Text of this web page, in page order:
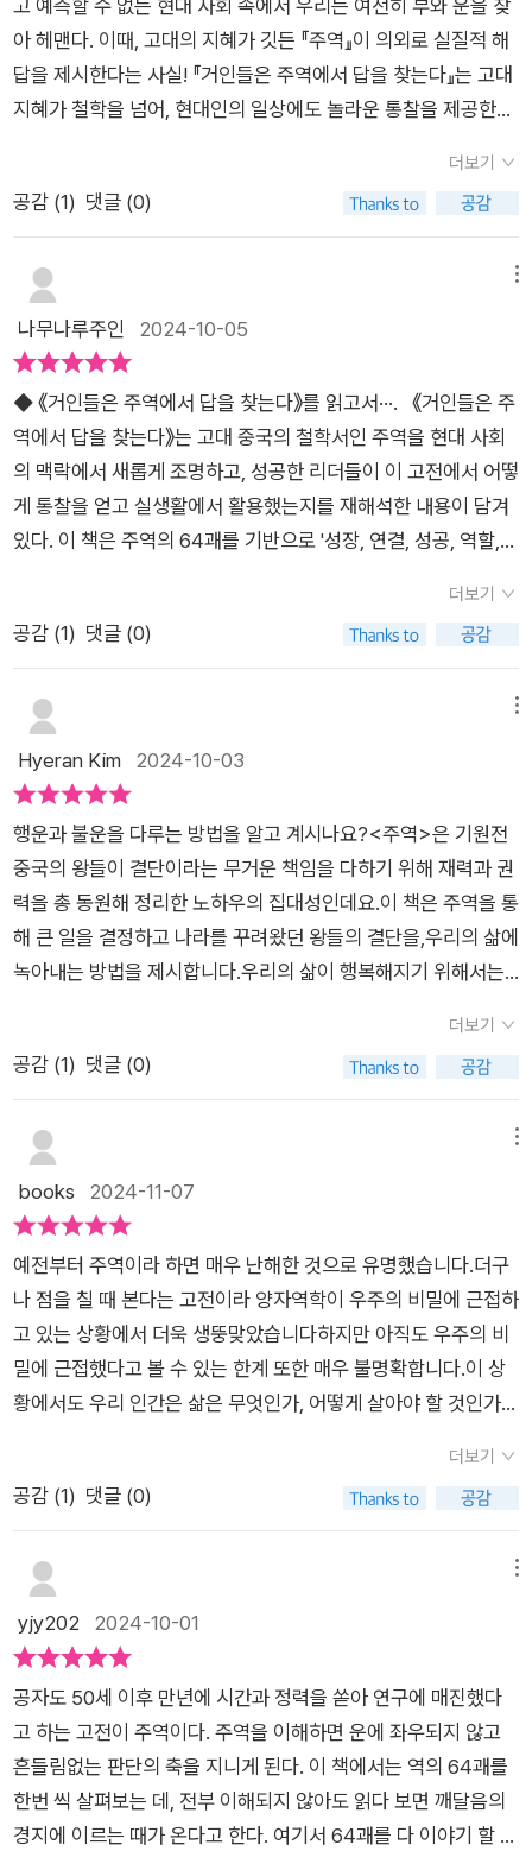
있다. 이익이 나고 있음에도 도산하는 ‘흑자도산’의 사례는 모든
일에는 완급 조절이 필요하며, 냉정을 잃는다면 인재가 발생한다
는 점을 상기시킨다. 결국 다사다난한 경험으로 얻은 내면의 단단
함이야말로 인생의 큰 축이 된다는 깨달음을 통해 모든 일에 완성
은 없으며 언제나 변화를 모색하라는 삶의 대전제를 끝으로 책을
마무리한다. “삶이 흔들릴 때 되새겨야 할 인생의 본질에 관하
최상의 성과를 올리듯, 3,000년 전 제왕들이 부와 권력을 총동원
해 압축하고 수많은 거인들이 응용했으며 마침내 저자가 현대적
으로 재해석한 64가지 가르침을 인생의 어느 때 어떻게 사용하
느냐 또한 개인의 결단에 달렸다. 선조들이 축적한 성과물이자
‘거인의 어깨’라고도 하는 『주역』을 처음 맛보고자 하거나 이미
접했으나 너무 당연한 소리들인 탓에 오히려 난해해 멈췄다면 이
책이 진정한 가르침을 이해하게 도울 것이다. 64괘의 가르침에
딱 맞는 각 시대의 리더가 겪은 사례와 서양의 설화, 경영학의 법
취할 수 있다. 기술 발전과 급변하는 환경 속에서 삶의 방식도 이
전과 달라지고 있다. 그러나 저자의 말처럼 “우리가 내린 결단이
우리의 인생을 만들며, 행복해질지 여부는 모두 자신의 결단에 달
려 있다”는 것은 만고불변의 진리다. 뛰어난 기술이 인간의 삶을
편안하게 만들지언정 결코 인생의 방향과 목적까지 대신 결정할
수는 없다. 『주역』에서 전하고자 하는 바도 옳고 그름의 기준이
있다는 정답이 아니라 개개인이 마주하는 인생의 의문을 풀 수 있
다는 해답이다. 오지 않은 미래를 주도적으로 이끌고 싶다면 신간
『거인들은 주역에서 답을 찾는다』속에서 자신만의 통찰을 얻고
부와 운을 쟁취할 뿐 아니라 그 누구와도 비견할 수 없는 견고한
인생을 살아가길 바란다.
있는 것이 바로 주역이고 주역의 철학이고 동양의 철학이다.이 책
은 주역 64괘 모든 괘를 현대적으로 해석하여 주역의 뜻을 현실
실생활에 반영해볼 수 있는 귀한 기회를 제공하고 있다.주역이 점
치는 책이라고 혹자들은 배척하기도 한다. 하지만 이 우주 전체가
자연이고 그 자연의 운행이 신의 작용이고 그 신의 작용이 점의
결과로 이어진다는 것은 어떻게 생각하면 몹시 자연스러운 일일
와 그의 뜻을 알아볼 수 있는 방법으로 점치는 행위만큼 오랜 역
사와 타당성을 가진 행위를 찾기는 힘들다고 본다.더군다나 주역
은 점의 결과를 기록한 것에서 시작되었으나 시대를 거치면서 심
오한 철학으로 무장된 어마어마한 자료이다. 이 세상에 주역만큼
고차원적인 책을 찾기는 쉽지 않을 것이다.이 책은 주역을 기본적
해석에 출실하게 해석한 책을 읽은 후 읽는다면 더욱 좋겠지만 주
역을 모르는 사람이 읽어도 외로운 인생길에 좋은 등불이 되어주
지 않을까하는 생각을 해보며 서평을 마칩니다.
고 예측할 수 없는 현대 사회 속에서 우리는 여전히 부와 운을 찾
아 헤맨다. ​​이때, 고대의 지혜가 깃든 『주역』이 의외로 실질적 해
답을 제시한다는 사실! ​​『거인들은 주역에서 답을 찾는다』는 고대
지혜가 철학을 넘어, 현대인의 일상에도 놀라운 통찰을 제공한다
에 재구성한 강력한 전략서이자 지침서이다.​​이 책을 통해 삶의 전
환점을 고민하는 이들이 운명을 움직이는 힌트를 얻을 수 있을 것
이터​감수 김승호자타공인 최고의 주역학자. ​​행복해지기 위해서
는 무엇보다 최종 평가를 타인에게 맡기지 말아야 한다. 이를 위
해서는 자문자답하는 습관을 들여야 한다. 『주역』은 바로 그럴 때
을 들이면 앞으로 일어날 일을 미리 대비할 수 있다. 그렇게 되면
선조들이 저지른 실수를 반복하지 않을 뿐 아니라 선조들이 습득
한 성공 패턴을 재구성하는 일도 가능하다. (11쪽)​​이 책은 총 7부
로 구성된다. 1부 '성장: 부족할 때가 비로소 발전할 때다', 2부 '연
결: 승자는 나를 위해 남을 살핀다', 3부 '성공: 능력을 기르면 권
력은 저절로 찾아온다', 4부 '역할: 좋은 리더는 모든 일에서 배운
다', 5부 '출세: 냉철한 자세가 따스한 봄을 부른다', 6부 '재물: 욕
폭풍을 이긴다'로 나뉜다. ​​이 책은 『주역』의 64괘를 누구나 읽기
쉽게 접근하여 현대인의 삶에 맞게 풀어낸다. ​​복잡하고 난해하게
느껴질 수 있는 괘의 상징과 의미를 현실적인 언어로 설명하며,
이를 우리의 일상 속 결정과 연결 짓는다. ​​덕분에 우리 삶에 직접
적용할 수 있는 실용적인 조언을 듣는 듯한 느낌을 받게 된다. ​​이
책은 삶 속에서 운과 기회를 끌어들이는 실질적인 방법을 제시한
다. ​​이 책의 저자 오구라 고이치는 인생의 밑바닥에서 『주역』을
만났고, 그로 인해 인생이 송두리째 바뀌었다. ​​돈과 성공, 행복의
정수를 담고 있는 64괘의 가르침은 그에게 새로운 삶의 길을 열
과거의 유물이 아닌, 현시대에 꼭 필요한 인생의 나침반임을 깨닫
게 된다.​​그리고 저자는 말한다. 이 책으로 『주역』이라는 거대한
산의 입구까지 겨우 안내했을 뿐이라고. ​​이 책을 읽고 나면 깨달
음의 경지에 이르는 것이 아니라, 자신의 삶 속에서 주역의 진리
번에 이해할 수 없는 깊이를 지닌, 오랜 세월 동안 수많은 이들이
발을 내디딜 때마다, 부와 운, 그리고 삶의 근본적인 통찰에 다가
서게 될 것이다. ​저자가 마련한 이 길잡이는 그 탐험을 조금 더 가
깝고 쉽게 해줄 뿐, 진정한 여정은 결국 독자 자신에게 달려 있다
는 것이다.​​윈스턴 처칠부터 오타니 쇼헤이에 이르기까지, 거인들
은 모두 『주역』의 깊이를 자신만의 방식으로 해석하고 삶에 녹여
냈다. ​​그들의 이야기를 통해 우리는 주역이 시대를 초월해 현재에
도 깊이 와닿는 이유를 이해하게 된다.​특히 이 책에서는 스스로
꿀 질문’을 제시한다. ​​이는 자신의 상황에 맞춰 깊이 고민하고 내
면의 답을 찾도록 유도하는 장치다. ​​이 질문들은 마치 거울처럼
우리의 내면을 비추어 주며, 삶의 중요한 선택 앞에서 방향을 다
시 설정할 수 있도록 돕는다. ​​책을 읽는 동안 저자의 안내를 따라
가면서도 자신만의 해답을 찾아가며, 주역의 지혜가 단지 고전의
영역에 머무르지 않고 살아 있는 조언으로 다가오는 것을 경험하
게 된다.​이 책은 비즈니스 철학과 리더십, 그리고 실무적 인사이
트를 담고 있다. ​​퍼실리테이션과 퍼포스 경영 등 실질적 적용법을
다루며, 인생의 전환점을 고민하는 사람들에게 필요한 결정력을
더보기
공감 (1) 댓글 (0)
나무나루주인 2024-10-05
◆ 《거인들은 주역에서 답을 찾는다》를 읽고서···. 《거인들은 주
역에서 답을 찾는다》는 고대 중국의 철학서인 주역을 현대 사회
의 맥락에서 새롭게 조명하고, 성공한 리더들이 이 고전에서 어떻
게 통찰을 얻고 실생활에서 활용했는지를 재해석한 내용이 담겨
있다. 이 책은 주역의 64괘를 기반으로 '성장, 연결, 성공, 역할,
이론이나 난해한 탐구의 대상으로만 다루지 않고, 실생활에 적용
이 책을 통해 주역이 단순한 점술서가 아니라, 현대 사회의 복잡
을 알게 된다. 저자는 성공한 리더들이 주역의 지혜를 어떻게 의
되어 있으며, 각 부에서는 주역의 64괘를 현대적 시각으로 재해
석한다. 예를 들어, 첫 번째 주제인 성장은 개인의 발전과 자기계
발에 대한 주역의 교훈을 다루고, 연결에서는 인간관계와 네트워
크의 중요성을 논한다. 성공, 출세, 재물에 관한 부분에서는 성공
한 리더들이 주역의 지혜를 통해 어떻게 중요한 결정을 내리고 재
물과 성공을 쟁취했는지를 설명한다. 마지막으로 위기 부분에서
는 리더들이 어려움을 주역의 원리로 극복한 사례를 소개한다. 이
도 유용한 지혜의 보고(寶庫)임을 깨닫게 된다. < “사도(邪道)
를 멀리하고, 정도(正道)로 돌아가라. 사리사욕을 삼가고 본래의
목적에 전념하라.” 본문 중에서 102쪽> 이 책에서 중요한 교훈
중 하나는 주역이 강조하는 변화와 균형의 중요성이다. 주역은 세
상이 끊임없이 변한다는 점과 그 변화를 수용하며 중심을 잡아야
한다는 철학을 담고 있다. 저자는 이를 현대 사회의 급속한 변화
와 불확실성에 대응하는 방법으로 설명한다. 예를 들어, 성공한
리더들이 변화하는 비즈니스 환경에서 유연하게 대처하는 능력
이 주역의 '변화'와 '중용'의 철학에서 비롯되었음을 강조한다. 독
활에서 어떻게 활용할 수 있는지에 대한 구체적인 팁과 사례도 제
공한다. 저자는 중요한 결정을 내릴 때, 상황을 다각도로 살펴보
고 자신의 편견이나 감정에 치우치지 않고 객관적으로 판단하는
을 통해, 다양한 상황에서 최선의 선택을 할 수 있는 통찰을 얻을
이 과거의 유물에 그치지 않고 오늘날의 복잡한 사회와 비즈니스
환경에서도 여전히 실질적인 지혜를 제공한다는 점에서 많은 배
울 점이 있다. 저자는 다양한 우화나 심리학적 이론 그리고 리더
들의 사례를 통해 독자들에게 주역이 추상적 이론이 아닌, 실생활
에 적용 가능한 구체적인 도구임을 설득력 있게 제시한다. 예를
더보기
공감 (1) 댓글 (0)
Hyeran Kim 2024-10-03
행운과 불운을 다루는 방법을 알고 계시나요?<주역>은 기원전
중국의 왕들이 결단이라는 무거운 책임을 다하기 위해 재력과 권
력을 총 동원해 정리한 노하우의 집대성인데요.이 책은 주역을 통
해 큰 일을 결정하고 나라를 꾸려왔던 왕들의 결단을,우리의 삶에
녹아내는 방법을 제시합니다.우리의 삶이 행복해지기 위해서는
자답하는 습관을 들이고 앞으로의 일에 대비하기 위한 노하우와
마음가짐, 삶에 대한 희망을 그릴 수 있도록 도와주려 합니다. 책
글을 읽기 전과 후 나의 생각이 어떻게 변화하는지 눈으로 확인하
며 글을 읽다보니, 나의 삶의 방향과 주역에서 말하는 삶에 대해
반성과 배움이 이어졌는데요. 이 책을 읽으며 유독 눈에 들어온
에 적을 만들지 않는 전략을 제시해요. [재물]은 손실과 이익에대
한 장기적 관점을 설명하고, 함께 하는 방법을 제시했어요.이 책
에서는 '수라장'이라는 단어가 유독 많이 등장하는 것을 확인하게
되는데요.엄청난 고난과 이를 통한 성장은 하나가 되고, 좋은 리
더는 수라장의 경험이 필요하며 정도가 심할 수록 극복후 더욱 크
게 성장한다 이야기 합니다. 일과 삶에서 모든 이치와 전략이 <
거인들은 주역에서 답을 찾는다> 하나에 들어있는데요. 윈스턴
역이 스며들어 있고, 거인들이 살아온 길의 주역은 우리의 실생활
에 적용하여 삶에도 빛이 나도록 돕는 책이에요.
더보기
공감 (1) 댓글 (0)
books 2024-11-07
예전부터 주역이라 하면 매우 난해한 것으로 유명했습니다.더구
나 점을 칠 때 본다는 고전이라 양자역학이 우주의 비밀에 근접하
고 있는 상황에서 더욱 생뚱맞았습니다하지만 아직도 우주의 비
밀에 근접했다고 볼 수 있는 한계 또한 매우 불명확합니다.이 상
황에서도 우리 인간은 삶은 무엇인가, 어떻게 살아야 할 것인가,
치가 있습니다.​제목에서도 알 수 있듯이 '거인들은 주역에서 답을
찾는다' 공자부터 '주역'을 탐구했다고 합니다.이 책은 '주역'을 비
있습니다.그 설명 또한 주역의 매우 일부분임을 스스로 겸손하게
자인하고 있어서 오히려 신뢰도가 올라갑니다.​저자 오구라 고이
치는 승승장구하던 시절 '달이 차면 기울게 된다'는 매우 자연스
만난 '주역'은 그에게 깊은 깨달음을 주었다고 합니다.이 책이 바
로 그 깨달음과 배움의 결정체라고 할 수 있습니다.저는 '주역'하
면 떠오르는 게 있습니다. ​'궁즉통' 이것이 핵심입니다. 풀어보면
'궁즉변, 변즉통, 통즉구'를 말합니다. ​궁해질 때 변화를 꾀하고 통
할 때까지 변화를 꾀하다 보면 지속가능한 변화를 찾게 되어 영속
더보기
공감 (1) 댓글 (0)
yjy202 2024-10-01
공자도 50세 이후 만년에 시간과 정력을 쏟아 연구에 매진했다
고 하는 고전이 주역이다. 주역을 이해하면 운에 좌우되지 않고
흔들림없는 판단의 축을 지니게 된다. 이 책에서는 역의 64괘를
한번 씩 살펴보는 데, 전부 이해되지 않아도 읽다 보면 깨달음의
경지에 이르는 때가 온다고 한다. 여기서 64괘를 다 이야기 할 수